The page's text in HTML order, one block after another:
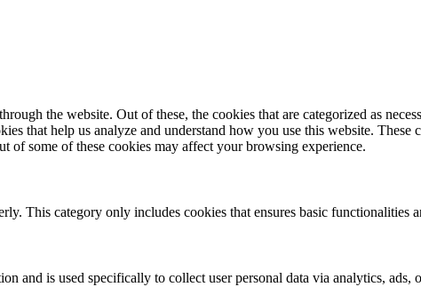
the website. Out of these, the cookies that are categorized as
that help us analyze and understand how you use this website.
of some of these cookies may affect your browsing experience.
This category only includes cookies that ensures basic functionalities
and is used specifically to collect user personal data via analytics, ads,